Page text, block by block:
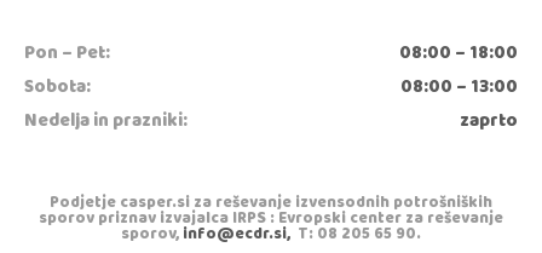
Pon – Pet:
08:00 – 18:00
Sobota:
08:00 – 13:00
Nedelja in prazniki:
zaprto
Podjetje casper.si za reševanje izvensodnih potrošniških
sporov priznav izvajalca IRPS : Evropski center za reševanje
sporov,info@ecdr.si, T: 08 205 65 90.